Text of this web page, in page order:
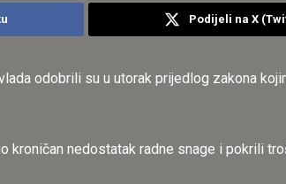
Podijeli na X
odobrili su u utorak prijedlog zakona
kroničan nedostatak radne snage i pokrili